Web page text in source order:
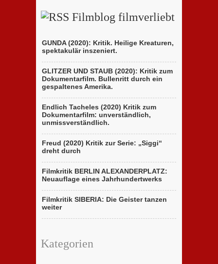
Filmblog filmverliebt
GUNDA (2020): Kritik. Heilige Kreaturen,
spektakulär inszeniert.
GLITZER UND STAUB (2020): Kritik zum
Dokumentarfilm. Bullenritt durch ein
gespaltenes Amerika.
Endlich Tacheles (2020) Kritik zum
Dokumentarfilm: unverständlich,
unmissverständlich.
Freud (2020) Kritik zur Serie: „Siggi“
dreht durch
Filmkritik BERLIN ALEXANDERPLATZ:
Neuauflage eines Jahrhundertwerks
Filmkritik SIBERIA: Die Geister tanzen
weiter
Kategorien